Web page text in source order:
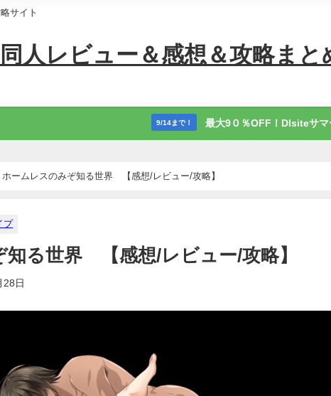
サイト
人レビュー＆感想＆攻略まと
9/14まで！ 最大9０％OFF！Dlsiteサマ
ホームレスのみぞ知る世界 【感想/レビュー/攻略】
プ
知る世界 【感想/レビュー/攻略】
28日